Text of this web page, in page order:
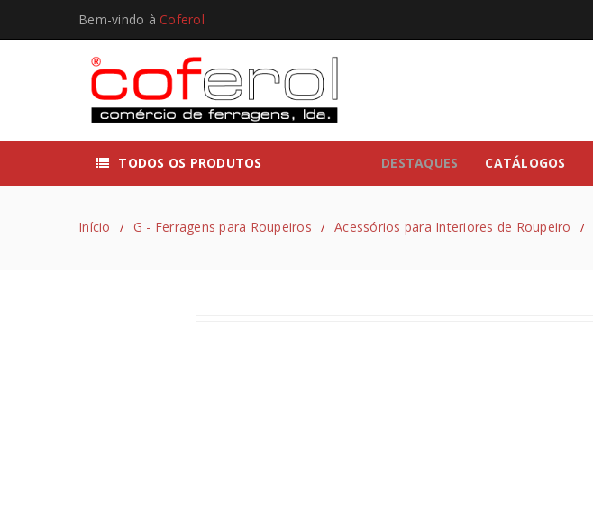
Bem-vindo à Coferol
TODOS OS PRODUTOS DESTAQUES CATÁLOGOS
Início / G - Ferragens para Roupeiros / Acessórios para Interiores de Roupeiro /